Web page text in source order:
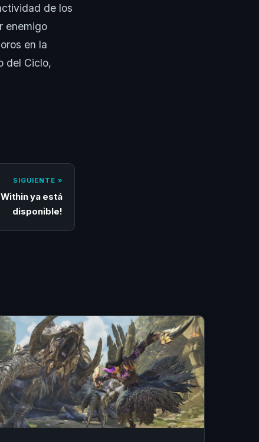
de los
enemigo
en la
del Ciclo,
SIGUIENTE »
ya está
disponible!